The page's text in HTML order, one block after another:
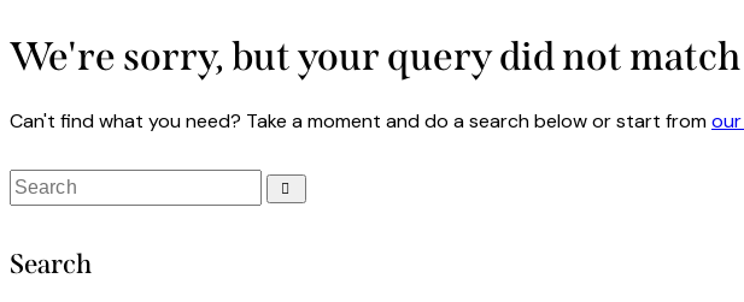
We're sorry, but your query did not match
Can't find what you need? Take a moment and do a search below or start from
Search